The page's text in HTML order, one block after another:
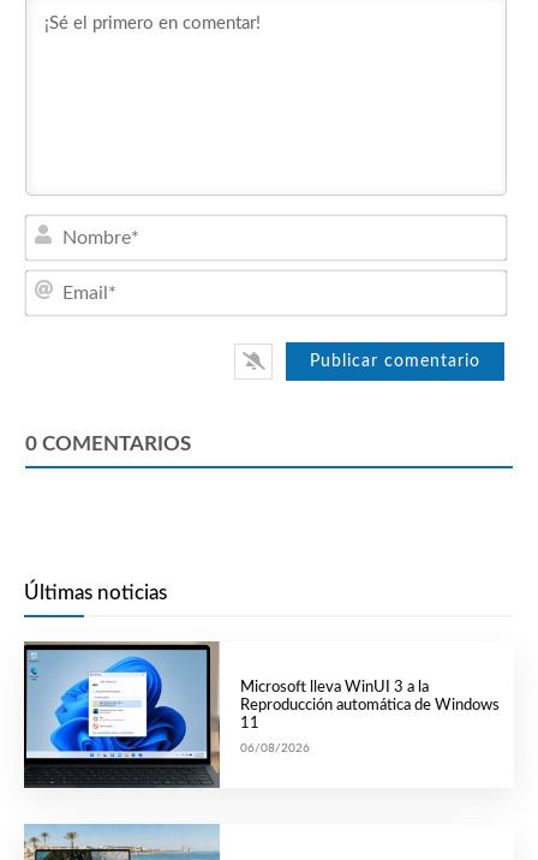
0 COMENTARIOS
Últimas noticias
Microsoft lleva WinUI 3 a la
Reproducción automática de Windows
11
06/08/2026